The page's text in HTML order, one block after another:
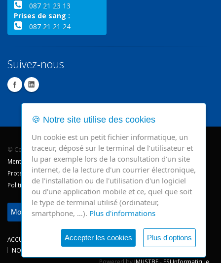
087 21 23 13
Prises de sang :
087 21 21 24
Suivez-nous
© Copyright 2026 - CHR Verviers.
Mentions légales
Protection des données
Politique de cookie
Modifier mes préférences
ACCUEIL CONSULTATIONS HOSPITALISATIONS
NEWS
NOS SITES
🍪 Notre site utilise des cookies
Un cookie est un petit fichier informatique, un
traceur, déposé sur le terminal de l’utilisateur et
lu par exemple lors de la consultation d'un site
internet, de la lecture d'un courrier électronique,
de l'installation ou de l'utilisation d'un logiciel
ou d'une application mobile et ce, quel que soit
le type de terminal utilisé (ordinateur,
smartphone, …). Plus d'informations
Accepter les cookies Plus d'options